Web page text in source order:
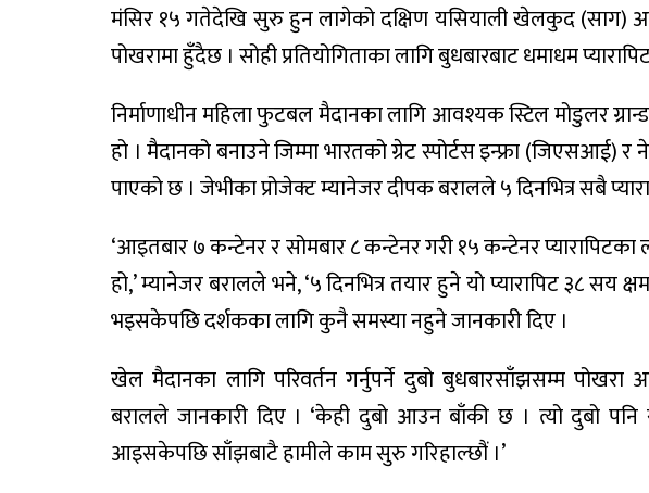
मंसिर १५ गतेदेखि सुरु हुन लागेको दक्षिण यसियाली खेलकुद (साग)
पोखरामा हुँदैछ । सोही प्रतियोगिताका लागि बुधबारबाट धमाधम
निर्माणाधीन महिला फुटबल मैदानका लागि आवश्यक स्टिल मोडुलर
हो । मैदानको बनाउने जिम्मा भारतको ग्रेट स्पोर्टस इन्फ्रा (जिएसआई)
पाएको छ । जेभीका प्रोजेक्ट म्यानेजर दीपक बरालले ५ दिनभित्र सबै
‘आइतबार ७ कन्टेनर र सोमबार ८ कन्टेनर गरी १५ कन्टेनर
हो,’ म्यानेजर बरालले भने, ‘५ दिनभित्र तयार हुने यो प्यारापिट ३८ सय
भइसकेपछि दर्शकका लागि कुनै समस्या नहुने जानकारी दिए ।
खेल मैदानका लागि परिवर्तन गर्नुपर्ने दुबो बुधबारसाँझसम्म
बरालले जानकारी दिए । ‘केही दुबो आउन बाँकी छ । त्यो दुबो
आइसकेपछि साँझबाटै हामीले काम सुरु गरिहाल्छौं ।’